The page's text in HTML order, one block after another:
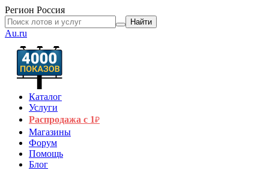
Регион Россия
Найти
Au.ru
Каталог
Услуги
Распродажа с 1₽
Магазины
Форум
Помощь
Блог